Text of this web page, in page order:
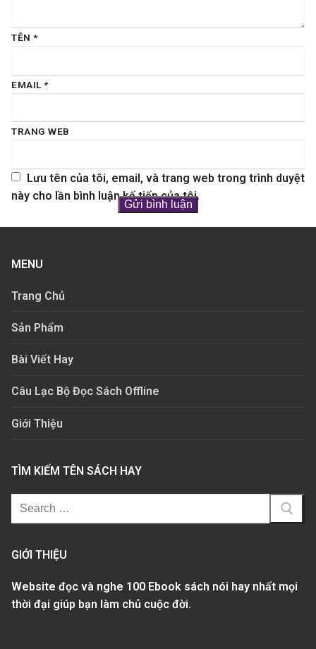
TÊN *
EMAIL *
TRANG WEB
Lưu tên của tôi, email, và trang web trong trình duyệt
này cho lần bình luận kế tiếp của tôi.
MENU
Trang Chủ
Sản Phẩm
Bài Viết Hay
Câu Lạc Bộ Đọc Sách Offline
Giới Thiệu
TÌM KIẾM TÊN SÁCH HAY
GIỚI THIỆU
Website đọc và nghe 100 Ebook sách nói hay nhất mọi
thời đại giúp bạn làm chủ cuộc đời.